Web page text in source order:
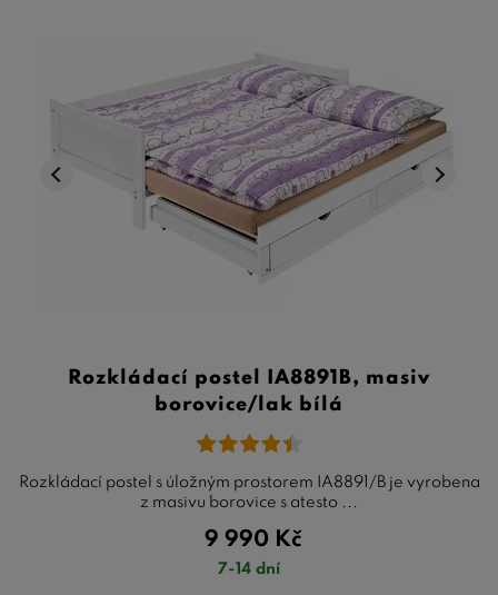
Rozkládací postel IA8891B, masiv
borovice/lak bílá
Rozkládací postel s úložným prostorem IA8891/B je vyrobena
z masivu borovice s atesto ...
9 990 Kč
7-14 dní